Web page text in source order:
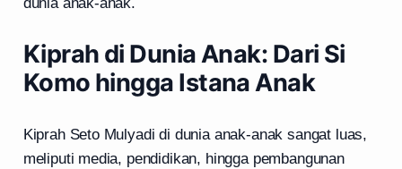
Kiprah di Dunia Anak: Dari Si
Komo hingga Istana Anak
Kiprah Seto Mulyadi di dunia anak-anak sangat luas,
meliputi media, pendidikan, hingga pembangunan